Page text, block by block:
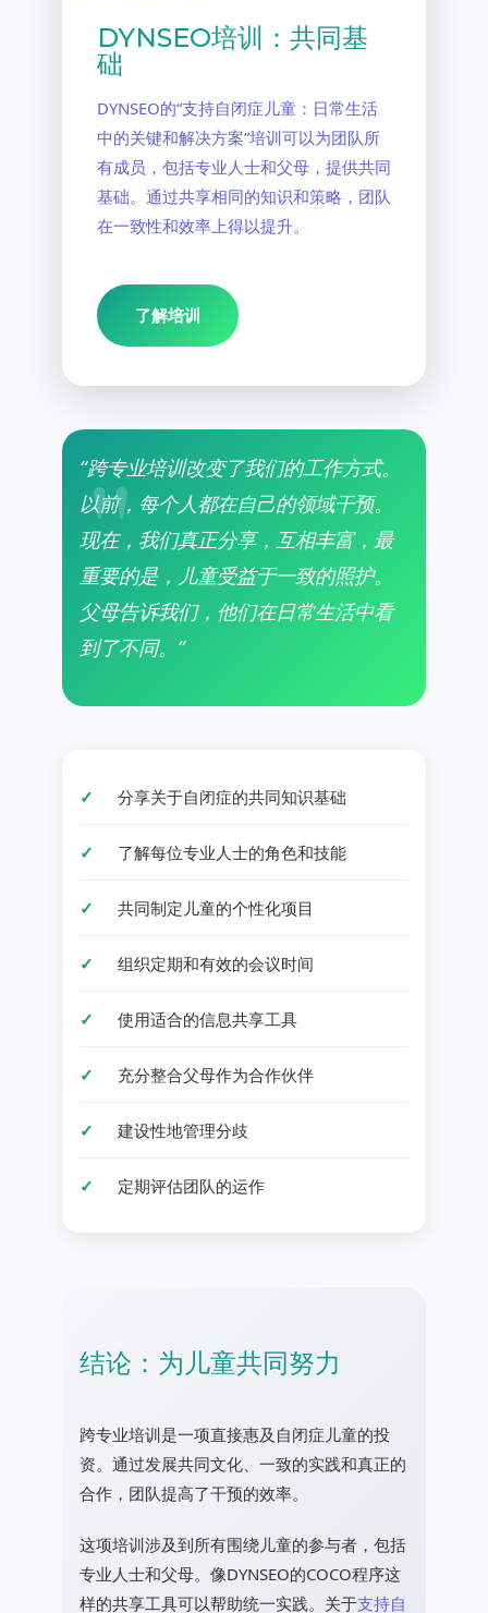
DYNSEO培训：共同基
础
DYNSEO的“支持自闭症儿童：日常生活
中的关键和解决方案”培训可以为团队所
有成员，包括专业人士和父母，提供共同
基础。通过共享相同的知识和策略，团队
在一致性和效率上得以提升。
了解培训
“跨专业培训改变了我们的工作方式。
以前，每个人都在自己的领域干预。
现在，我们真正分享，互相丰富，最
重要的是，儿童受益于一致的照护。
父母告诉我们，他们在日常生活中看
到了不同。”
分享关于自闭症的共同知识基础
了解每位专业人士的角色和技能
共同制定儿童的个性化项目
组织定期和有效的会议时间
使用适合的信息共享工具
充分整合父母作为合作伙伴
建设性地管理分歧
定期评估团队的运作
结论：为儿童共同努力
跨专业培训是一项直接惠及自闭症儿童的投
资。通过发展共同文化、一致的实践和真正的
合作，团队提高了干预的效率。
这项培训涉及到所有围绕儿童的参与者，包括
专业人士和父母。像DYNSEO的COCO程序这
样的共享工具可以帮助统一实践。关于支持自